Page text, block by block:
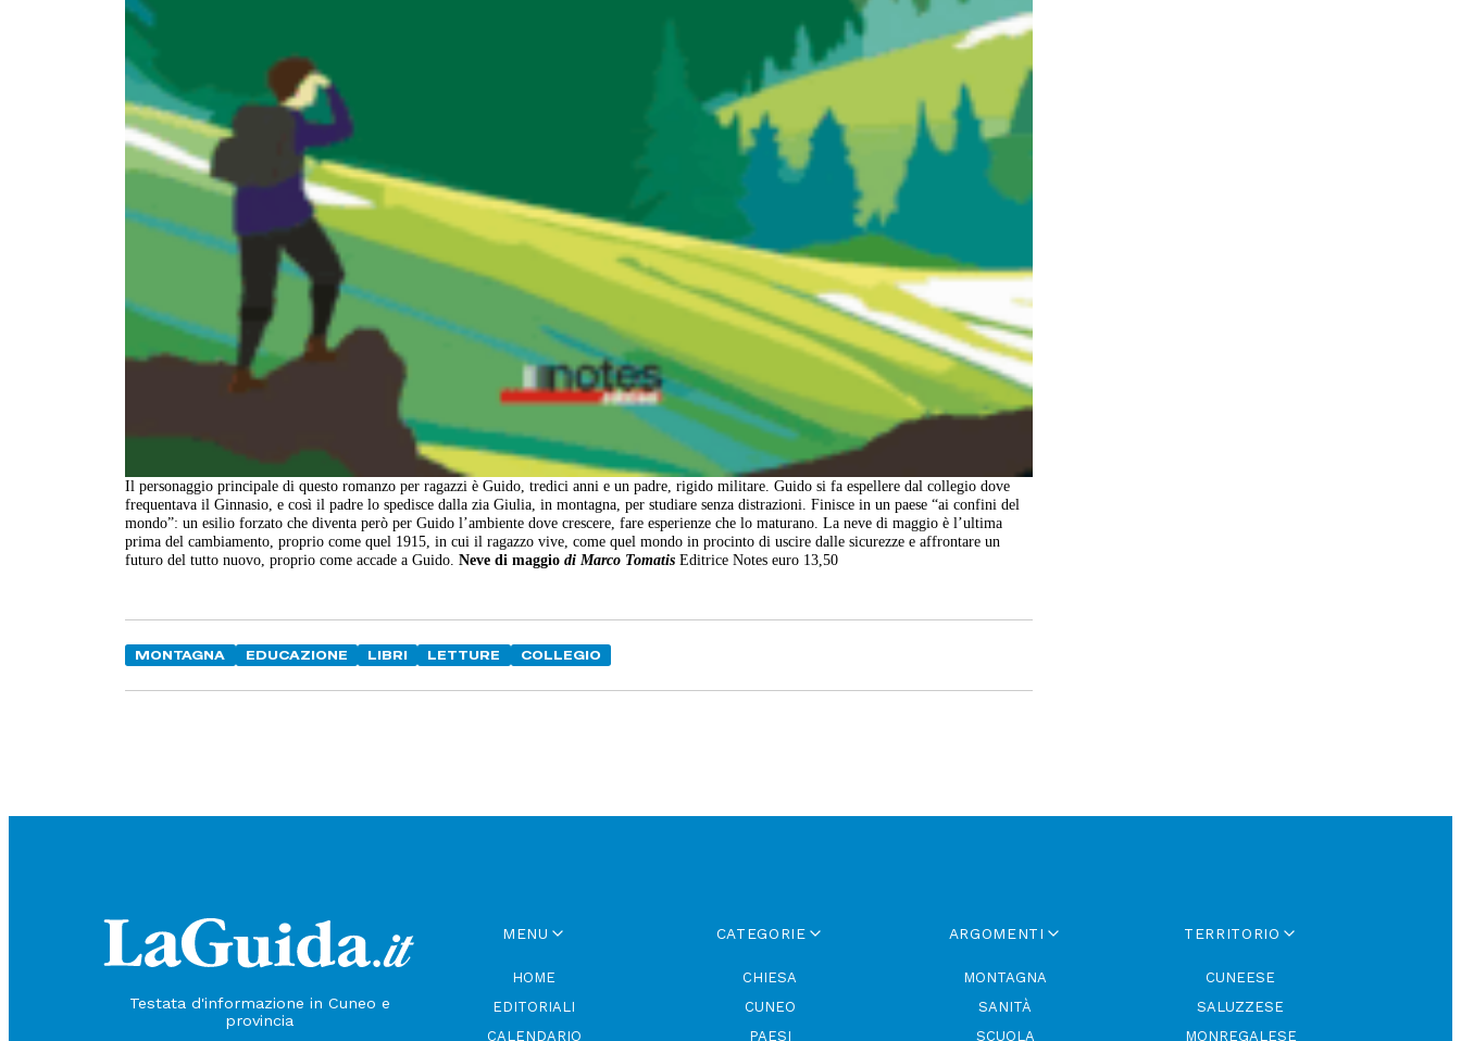
Il personaggio principale di questo romanzo per ragazzi è Guido, tredici anni e un padre, rigido militare. Guido si fa espellere dal collegio dove
frequentava il Ginnasio, e così il padre lo spedisce dalla zia Giulia, in montagna, per studiare senza distrazioni. Finisce in un paese “ai confini del
mondo”: un esilio forzato che diventa però per Guido l’ambiente dove crescere, fare esperienze che lo maturano. La neve di maggio è l’ultima
prima del cambiamento, proprio come quel 1915, in cui il ragazzo vive, come quel mondo in procinto di uscire dalle sicurezze e affrontare un
futuro del tutto nuovo, proprio come accade a Guido.Neve di maggio di Marco Tomatis Editrice Notes euro 13,50
MONTAGNA EDUCAZIONE LIBRI LETTURE COLLEGIO
Testata d'informazione in Cuneo e
provincia
MENU
HOME
EDITORIALI
CALENDARIO
CATEGORIE
CHIESA
CUNEO
PAESI
ARGOMENTI
MONTAGNA
SANITÀ
SCUOLA
TERRITORIO
CUNEESE
SALUZZESE
MONREGALESE